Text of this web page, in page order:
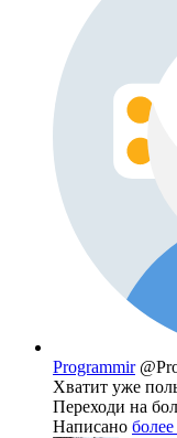
Programmir
Хватит уже
Переходи на
Написано более